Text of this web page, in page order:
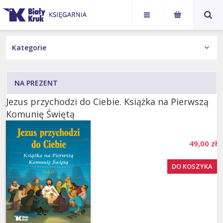
NASI AUTORZY
Karol
Nawrocki
Jan Paweł
KSIĄŻKI
Wydania Obcojęzyczne
Książka z autografem
Kategorie
Autorzy
Na prezent
Prezent dla babci i dziadka
NA PREZENT
Jezus przychodzi do Ciebie. Książka na Pierwszą
Komunię Świętą
49,00 zł
DO KOSZYKA